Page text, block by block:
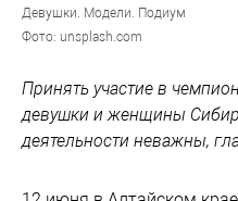
Девушки. Модели. Подиум
Фото: unsplash.com
Принять участие в
девушки и женщины
деятельности неважны,